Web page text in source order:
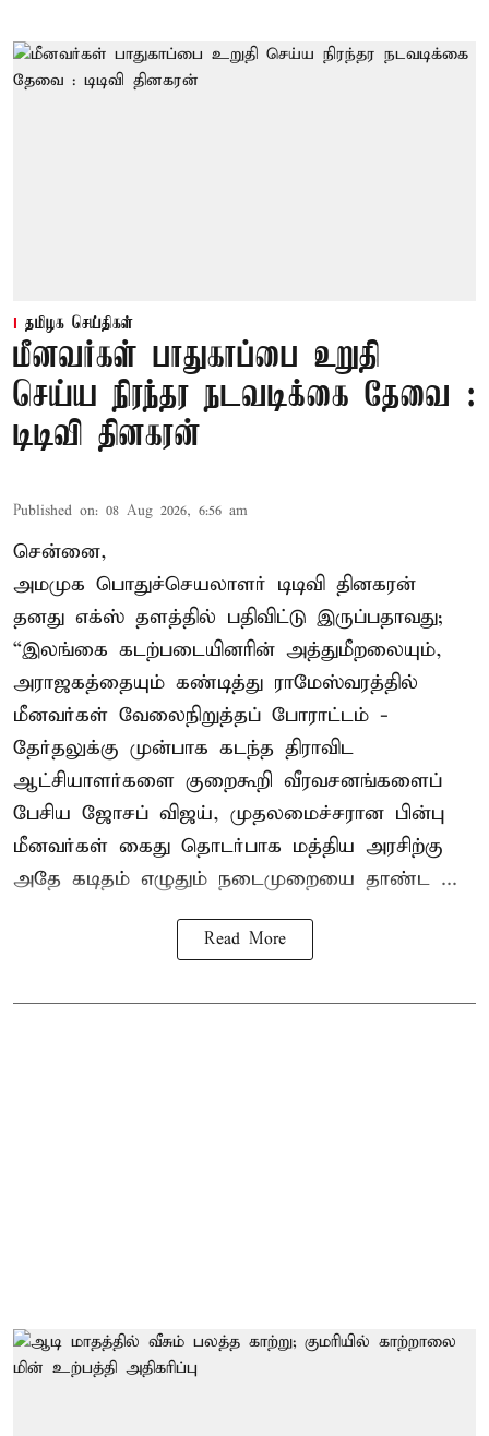
தமிழக செய்திகள்
மீனவர்கள் பாதுகாப்பை உறுதி
செய்ய நிரந்தர நடவடிக்கை தேவை :
டிடிவி தினகரன்
Published on: 08 Aug 2026, 6:56 am
சென்னை,
அமமுக பொதுச்செயலாளர் டிடிவி தினகரன்
தனது எக்ஸ் தளத்தில் பதிவிட்டு இருப்பதாவது;
“இலங்கை கடற்படையினரின் அத்துமீறலையும்,
அராஜகத்தையும் கண்டித்து ராமேஸ்வரத்தில்
மீனவர்கள் வேலைநிறுத்தப் போராட்டம் -
தேர்தலுக்கு முன்பாக கடந்த திராவிட
ஆட்சியாளர்களை குறைகூறி வீரவசனங்களைப்
பேசிய ஜோசப் விஜய், முதலமைச்சரான பின்பு
மீனவர்கள் கைது தொடர்பாக மத்திய அரசிற்கு
அதே கடிதம் எழுதும் நடைமுறையை தாண்ட ...
Read More